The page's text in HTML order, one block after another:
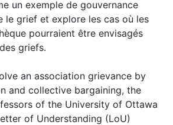
un exemple de gouvernance
le grief et explore les cas où les
pourraient être envisagés
griefs.
an association grievance by
and collective bargaining, the
of the University of Ottawa
of Understanding (LoU)